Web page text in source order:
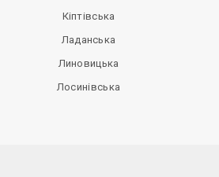
Кіптівська
Ладанська
Линовицька
Лосинівська